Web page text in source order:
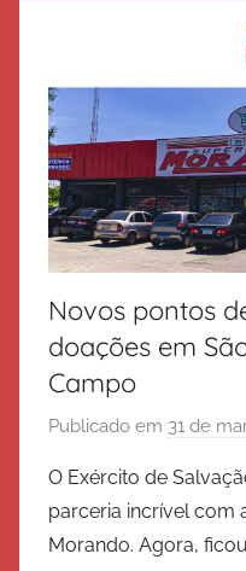
Novos pontos
doações em
Campo
Publicado em 31 de
O Exército de
parceria incrível com
Morando. Agora,